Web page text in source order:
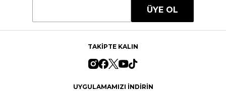
ÜYE OL
TAKİPTE KALIN
UYGULAMAMIZI İNDİRİN